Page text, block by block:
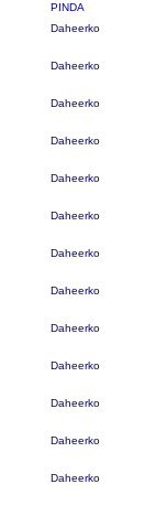
PINDA
Daheerko
Daheerko
Daheerko
Daheerko
Daheerko
Daheerko
Daheerko
Daheerko
Daheerko
Daheerko
Daheerko
Daheerko
Daheerko